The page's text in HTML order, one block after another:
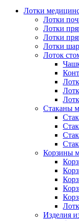
Лотки
Лотки
Лотки
Лотки
Лотки
Лоток
Стаканы
Корзины
Изделия